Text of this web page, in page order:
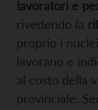
lavoratori e
rivedendo la
proprio i
lavorano e
al costo della
provinciale.